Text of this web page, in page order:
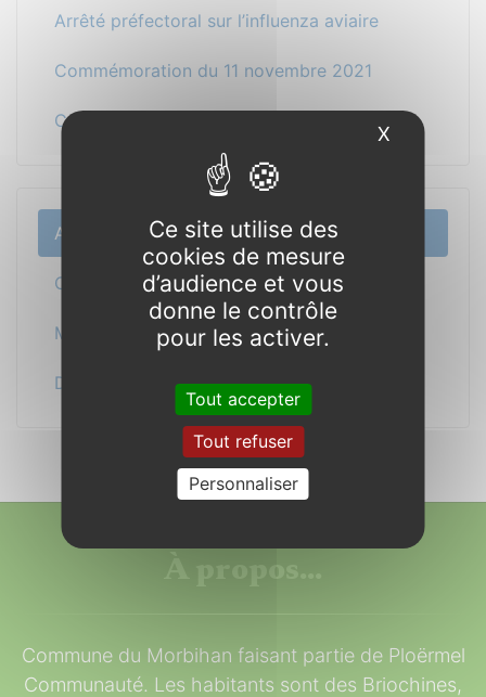
Arrêté préfectoral sur l’influenza aviaire
Commémoration du 11 novembre 2021
Communiqué de l’Amicale Laïque
Actualité
Cadre de vie / Vie sociale
Mairie
Découverte & Patrimoine
À propos...
Commune du Morbihan faisant partie de Ploërmel
Communauté. Les habitants sont des Briochines,
Ce site utilise des
cookies de mesure
d’audience et vous
donne le contrôle
pour les activer.
Tout accepter
Tout refuser
Personnaliser
X Masquer